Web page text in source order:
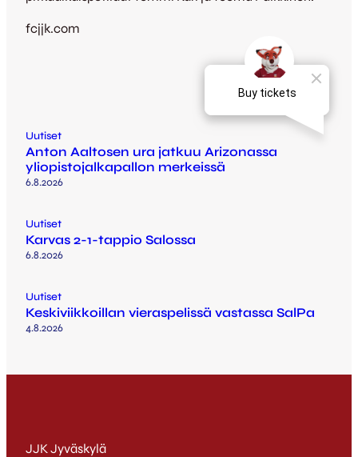
fcjjk.com
Uutiset
Anton Aaltosen ura jatkuu Arizonassa
yliopistojalkapallon merkeissä
6.8.2026
Uutiset
Karvas 2-1-tappio Salossa
6.8.2026
Uutiset
Keskiviikkoillan vieraspelissä vastassa SalPa
4.8.2026
JJK Jyväskylä